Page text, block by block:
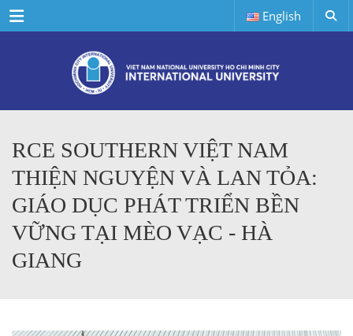
Menu English
RCE SOUTHERN VIỆT NAM
THIỆN NGUYỆN VÀ LAN TỎA:
GIÁO DỤC PHÁT TRIỂN BỀN
VỮNG TẠI MÈO VẠC - HÀ
GIANG